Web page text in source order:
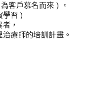
客戶慕名而來 )
。
學習 )
，
療師的培訓計畫。